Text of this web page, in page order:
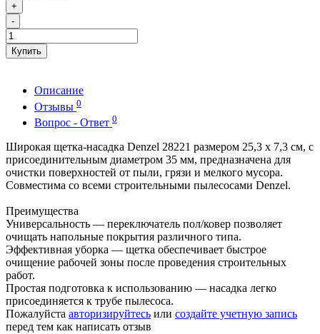
+
-
Купить
Описание
Отзывы 0
Вопрос - Ответ 0
Широкая щетка-насадка Denzel 28221 размером 25,3 x 7,3 см, с
присоединительным диаметром 35 мм, предназначена для
очистки поверхностей от пыли, грязи и мелкого мусора.
Совместима со всеми строительными пылесосами Denzel.
Преимущества
Универсальность — переключатель пол/ковер позволяет
очищать напольные покрытия различного типа.
Эффективная уборка — щетка обеспечивает быстрое
очищение рабочей зоны после проведения строительных
работ.
Простая подготовка к использованию — насадка легко
присоединяется к трубе пылесоса.
Пожалуйста авторизируйтесь или создайте учетную запись
перед тем как написать отзыв